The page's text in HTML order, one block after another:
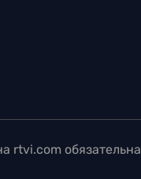
rtvi.com обязательна